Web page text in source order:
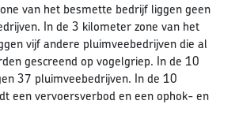
van het besmette bedrijf liggen geen
In de 3 kilometer zone van het
vijf andere pluimveebedrijven die al
gescreend op vogelgriep. In de 10
37 pluimveebedrijven. In de 10
een vervoersverbod en een ophok- en